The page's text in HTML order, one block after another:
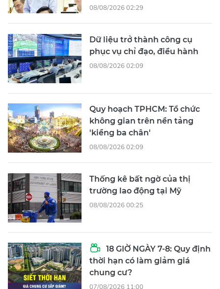
08/08/2026 02:29
Dữ liệu trở thành công cụ
phục vụ chỉ đạo, điều hành
08/08/2026 02:09
Quy hoạch TPHCM: Tổ chức
không gian trên nền tảng
'kiềng ba chân'
08/08/2026 02:09
Thống kê bất ngờ của thị
trường lao động tại Mỹ
08/08/2026 00:25
18 GIỜ NGÀY 7-8: Quy định
thời hạn có làm giảm giá
chung cư?
07/08/2026 11:00